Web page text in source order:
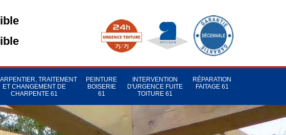
TRAITEMENT
ET CHANGEMENT DE
CHARPENTE 61
PEINTURE
BOISERIE
61
INTERVENTION
D'URGENCE FUITE
TOITURE 61
RÉPARATION
FAITAGE 61